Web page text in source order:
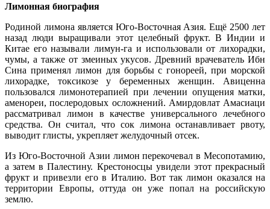
Лимонная биография
Родиной лимона является Юго-Восточная Азия. Ещё 2500 лет
назад люди выращивали этот целебный фрукт. В Индии и
Китае его называли лимун-га и использовали от лихорадки,
чумы, а также от змеиных укусов. Древний врачеватель Ибн
Сина применял лимон для борьбы с гонореей, при морской
лихорадке, токсикозе у беременных женщин. Авиценна
пользовался лимонотерапией при лечении опущения матки,
аменореи, послеродовых осложнений. Амирдовлат Амасиаци
рассматривал лимон в качестве универсального лечебного
средства. Он считал, что сок лимона останавливает рвоту,
выводит глисты, укрепляет желудочный отсек.
Из Юго-Восточной Азии лимон перекочевал в Месопотамию,
а затем в Палестину. Крестоносцы увидели этот прекрасный
фрукт и привезли его в Италию. Вот так лимон оказался на
территории Европы, оттуда он уже попал на российскую
землю.